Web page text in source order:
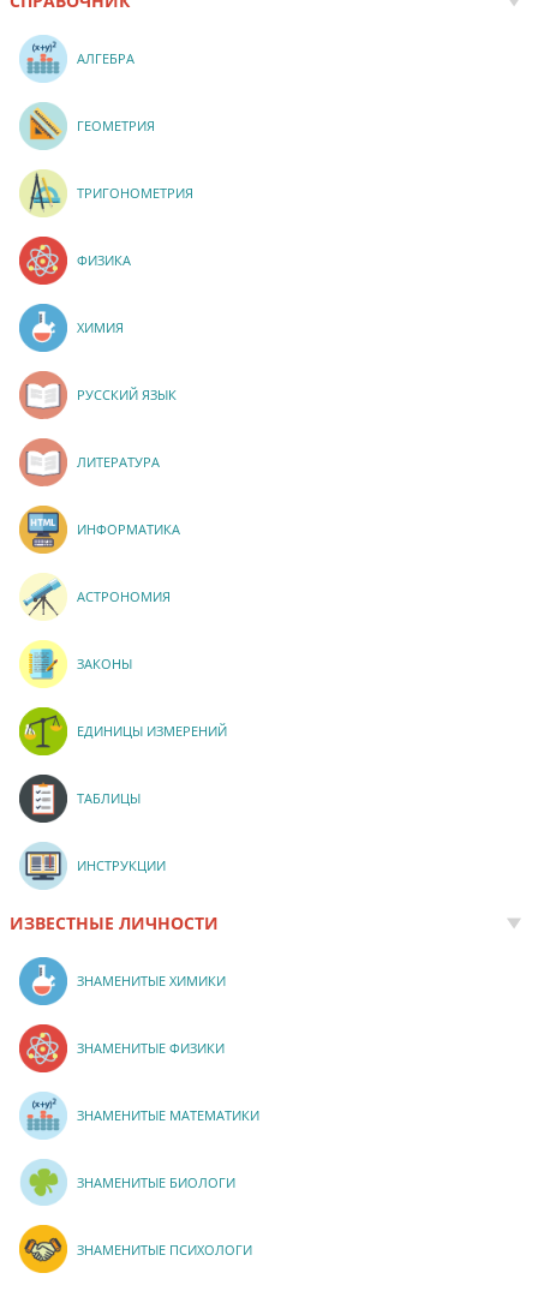
АЛГЕБРА
ГЕОМЕТРИЯ
ТРИГОНОМЕТРИЯ
ФИЗИКА
ХИМИЯ
РУССКИЙ ЯЗЫК
ЛИТЕРАТУРА
ИНФОРМАТИКА
АСТРОНОМИЯ
ЗАКОНЫ
ЕДИНИЦЫ ИЗМЕРЕНИЙ
ТАБЛИЦЫ
ИНСТРУКЦИИ
ИЗВЕСТНЫЕ ЛИЧНОСТИ
ЗНАМЕНИТЫЕ ХИМИКИ
ЗНАМЕНИТЫЕ ФИЗИКИ
ЗНАМЕНИТЫЕ МАТЕМАТИКИ
ЗНАМЕНИТЫЕ БИОЛОГИ
ЗНАМЕНИТЫЕ ПСИХОЛОГИ